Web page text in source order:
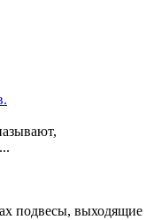
подвесы, выходящие